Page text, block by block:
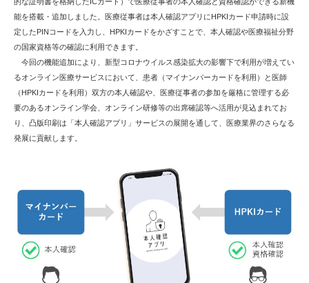
的な証明書を格納したICカード）で医療従事者の本人確認と資格確認ができる新機
能を搭載・追加しました。医療従事者は本人確認アプリにHPKIカード申請時に設
定したPINコードを入力し、HPKIカードをかざすことで、本人確認や医療福祉分野
の国家資格等の確認に利用できます。
今回の機能追加により、新型コロナウイルス感染拡大の影響下で利用が増えてい
るオンライン医療サービスにおいて、患者（マイナンバーカードを利用）と医師
（HPKIカードを利用）双方の本人確認や、医療従事者の参加を厳格に管理する必
要のあるオンライン学会、オンライン研修等の出席確認等へ活用が見込まれてお
り、凸版印刷は「本人確認アプリ」サービスの展開を通して、医療業界のさらなる
発展に貢献します。